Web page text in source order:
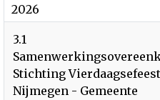
2026
3.1
Stichting
Nijmegen - Gemeente